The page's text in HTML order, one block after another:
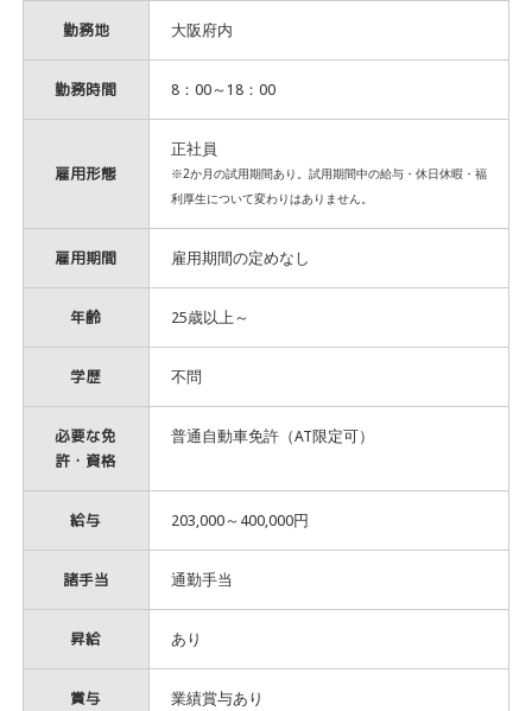
勤務地 大阪府内
勤務時間 8：00～18：00
雇用形態
正社員
※2か月の試用期間あり。試用期間中の給与・休日休暇・福
利厚生について変わりはありません。
雇用期間 雇用期間の定めなし
年齢 25歳以上～
学歴 不問
必要な免
許・資格
普通自動車免許（AT限定可）
給与 203,000～400,000円
諸手当 通勤手当
昇給 あり
賞与 業績賞与あり